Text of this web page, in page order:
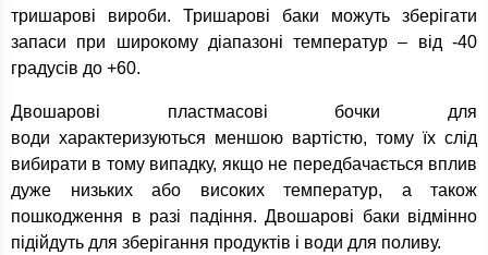
тришарові вироби. Тришарові баки можуть зберігати
запаси при широкому діапазоні температур – від -40
градусів до +60.
Двошарові пластмасові бочки для
води характеризуються меншою вартістю, тому їх слід
вибирати в тому випадку, якщо не передбачається вплив
дуже низьких або високих температур, а також
пошкодження в разі падіння. Двошарові баки відмінно
підійдуть для зберігання продуктів і води для поливу.